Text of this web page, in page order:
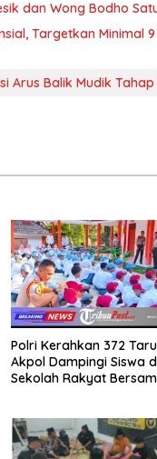
dan Wong Bodho
Targetkan Minimal
Arus Balik Mudik Tahap
Polri Kerahkan 372
Akpol Dampingi Siswa
Sekolah Rakyat